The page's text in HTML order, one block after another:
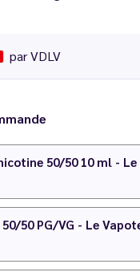
par VDLV
semaines
notre calculateur DIY
sa nouvelle identité
! Avant
l'ancienne étiquette.
50/50 10 ml -
50/50 PG/VG - Le